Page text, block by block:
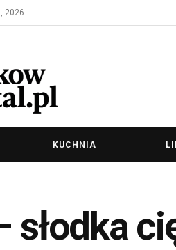
2026
KUCHNIA
słodka